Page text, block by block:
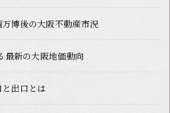
博後の大阪不動産市況
最新の大阪地価動向
出口とは